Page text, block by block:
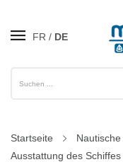
FR DE
Startseite
Ausstattung des Schiffes